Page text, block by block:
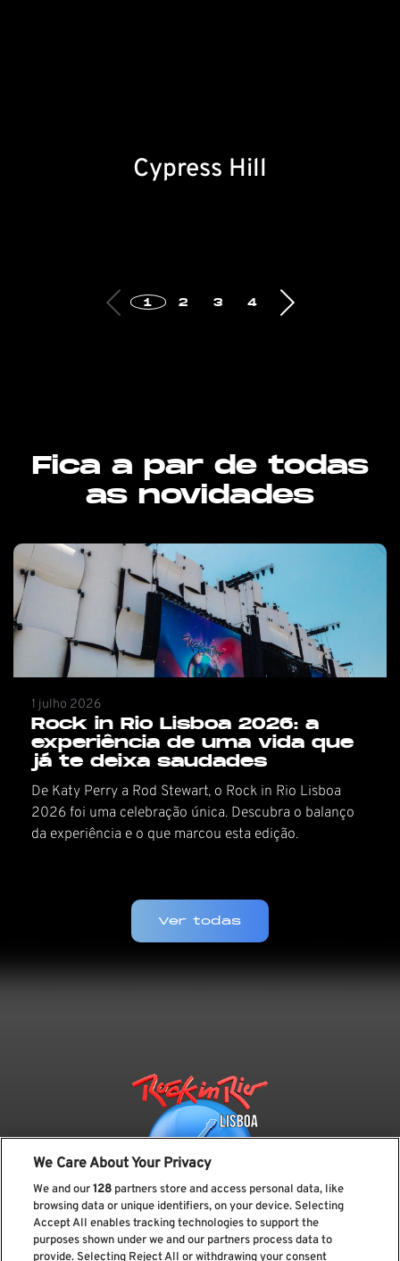
Cypress Hill
1 2 3 4
Fica a par de todas
as novidades
1 julho 2026
Rock in Rio Lisboa 2026: a
experiência de uma vida que
já te deixa saudades
De Katy Perry a Rod Stewart, o Rock in Rio Lisboa
2026 foi uma celebração única. Descubra o balanço
da experiência e o que marcou esta edição.
Ver todas
We Care About Your Privacy
We and our128 partners store and access personal data, like
browsing data or unique identifiers, on your device. Selecting
Accept All enables tracking technologies to support the
purposes shown under we and our partners process data to
provide. Selecting Reject All or withdrawing your consent